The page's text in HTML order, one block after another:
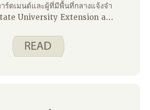
ร์ตเมนต์และผู้ที่มีพื้นที่กลางแจ้งจํา
University Extension and
เนอร์เพื่อปลูกอาหารอร่อยที่บ้าน